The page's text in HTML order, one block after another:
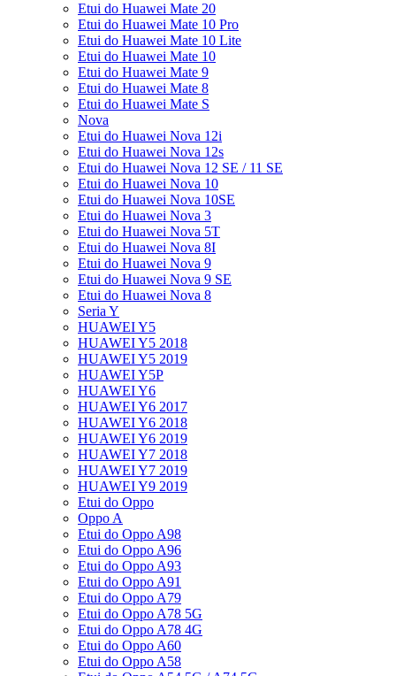
Etui do Huawei Mate 20
Etui do Huawei Mate 10 Pro
Etui do Huawei Mate 10 Lite
Etui do Huawei Mate 10
Etui do Huawei Mate 9
Etui do Huawei Mate 8
Etui do Huawei Mate S
Nova
Etui do Huawei Nova 12i
Etui do Huawei Nova 12s
Etui do Huawei Nova 12 SE / 11 SE
Etui do Huawei Nova 10
Etui do Huawei Nova 10SE
Etui do Huawei Nova 3
Etui do Huawei Nova 5T
Etui do Huawei Nova 8I
Etui do Huawei Nova 9
Etui do Huawei Nova 9 SE
Etui do Huawei Nova 8
Seria Y
HUAWEI Y5
HUAWEI Y5 2018
HUAWEI Y5 2019
HUAWEI Y5P
HUAWEI Y6
HUAWEI Y6 2017
HUAWEI Y6 2018
HUAWEI Y6 2019
HUAWEI Y7 2018
HUAWEI Y7 2019
HUAWEI Y9 2019
Etui do Oppo
Oppo A
Etui do Oppo A98
Etui do Oppo A96
Etui do Oppo A93
Etui do Oppo A91
Etui do Oppo A79
Etui do Oppo A78 5G
Etui do Oppo A78 4G
Etui do Oppo A60
Etui do Oppo A58